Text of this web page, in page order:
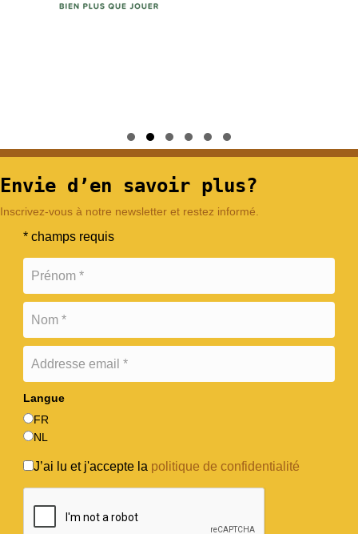
Slide group 1
Slide group 2
Slide group 3
Slide group 4
Slide group 5
Slide group 6
Envie d’en savoir plus?
Inscrivez-vous à notre newsletter et restez informé.
* champs requis
Langue
FR
NL
J’ai lu et j'accepte la politique de confidentialité